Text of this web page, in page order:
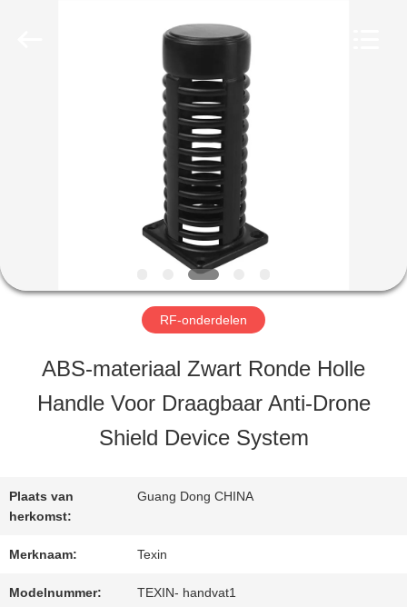
PRODUCTEN
ONGEVEER
ONS
KWALITEITSCONTROLE
ONS
NIEUWS
RF-onderdelen
ABS-materiaal Zwart Ronde Holle
Handle Voor Draagbaar Anti-Drone
Shield Device System
Plaats van
herkomst:
Guang Dong CHINA
Merknaam: Texin
Modelnummer: TEXIN- handvat1